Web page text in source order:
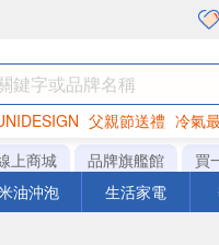
父親節送禮 冷氣
罐頭 衛生紙
上商城 品牌旗艦館 買
油沖泡 生活家電